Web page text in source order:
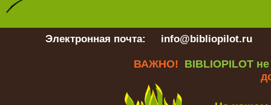
Электронная почта: info@bibliopilot.ru
ВАЖНО! BIBLIOPILOT